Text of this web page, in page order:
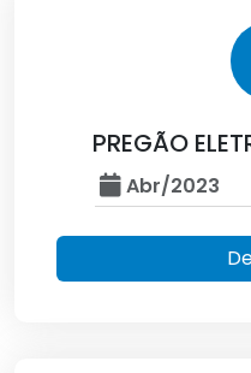
PREGÃO
Abr/2023